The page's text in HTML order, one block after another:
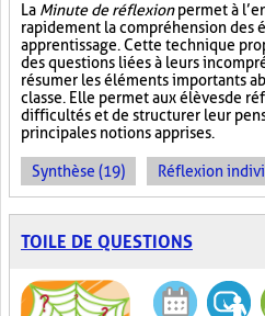
La Minute de réflexionpermet à
rapidement la compréhension des
apprentissage. Cette technique
des questions liées à leurs
résumer les éléments importants
classe. Elle permet aux élèves de
difficultés et de structurer leur
principales notions apprises.
Synthèse (19) Réflexion
TOILE DE QUESTIONS